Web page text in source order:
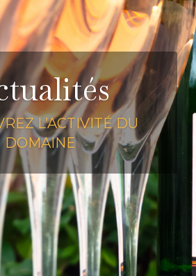
L’ACTIVITÉ DU
DOMAINE